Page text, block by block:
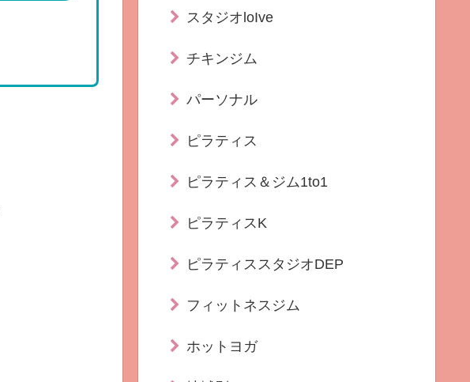
スタジオloIve
チキンジム
パーソナル
ピラティス
ピラティス＆ジム1to1
ピラティスK
ピラティススタジオDEP
フィットネスジム
ホットヨガ